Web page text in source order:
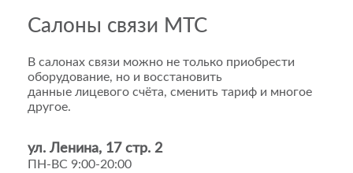
Салоны связи МТС
В салонах связи можно не только приобрести
оборудование, но и восстановить
данные лицевого счёта, сменить тариф и многое
другое.
ул. Ленина, 17 стр. 2
ПН-ВС 9:00-20:00